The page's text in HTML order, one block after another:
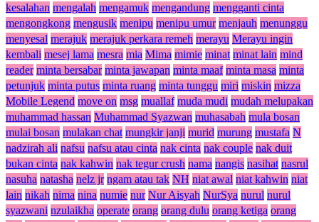
kesalahan mengalah mengamuk mengandung mengganti cinta
mengongkong mengusik menipu menipu umur menjauh menunggu
menyesal merajuk merajuk perkara remeh merayu Merayu ingin
kembali mesej lama mesra mia Mima mimie minat minat lain mind
reader minta bersabar minta jawapan minta maaf minta masa minta
petunjuk minta putus minta ruang minta tunggu miri miskin mizza
Mobile Legend move on msg muallaf muda mudi mudah melupakan
muhammad hassan Muhammad Syazwan muhasabah mula bosan
mulai bosan mulakan chat mungkir janji murid murung mustafa N
nadzirah ali nafsu nafsu atau cinta nak cinta nak couple nak duit
bukan cinta nak kahwin nak tegur crush nama nangis nasihat nasrul
nasuha natasha nelz jr ngam atau tak NH niat awal niat kahwin niat
lain nikah nima nina numie nur Nur Aisyah NurSya nurul nurul
syazwani nzulaikha operate orang orang dulu orang ketiga orang